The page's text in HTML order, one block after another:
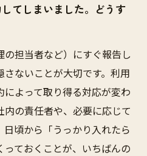
てしまいました。どうす
の担当者など）にすぐ報告し
ないことが大切です。利用
よって取り得る対応が変わ
の責任者や、必要に応じて
頃から「うっかり入れたら
ておくことが、いちばんの